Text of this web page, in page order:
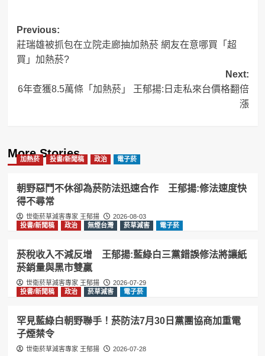
Post
navigation
Previous:
莊瑞雄被抓包在立院走廊抽加熱菸 網友在意哪買「超
買」加熱菸?
Next:
6年查獲8.5萬條「加熱菸」 王郁揚:日走私來台價格翻倍
漲
More Stories
加熱菸 投書/新聞稿 政治 電子菸
朝野惡鬥不休卻為菸防法迅速合作 王郁揚:修法速度快
得不尋常
世衛菸草減害專家 王郁揚
2026-08-03
投書/新聞稿
政治 無煙台灣 菸草減害 電子菸
菸稅收入不減反增 王郁揚:藍綠白三黨錯誤修法將讓紙
菸銷量與黑市雙贏
世衛菸草減害專家 王郁揚
2026-07-29
投書/新聞稿
政治 菸草減害 電子菸
罕見藍綠白朝野聯手！菸防法7月30日黨團協商加重電
子煙禁令
世衛菸草減害專家 王郁揚 2026-07-28